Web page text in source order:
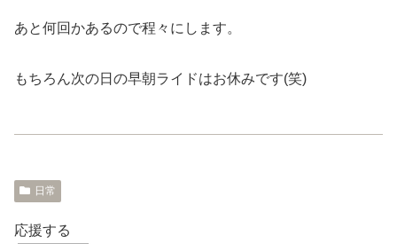
あと何回かあるので程々にします。
もちろん次の日の早朝ライドはお休みです(笑)
日常
応援する